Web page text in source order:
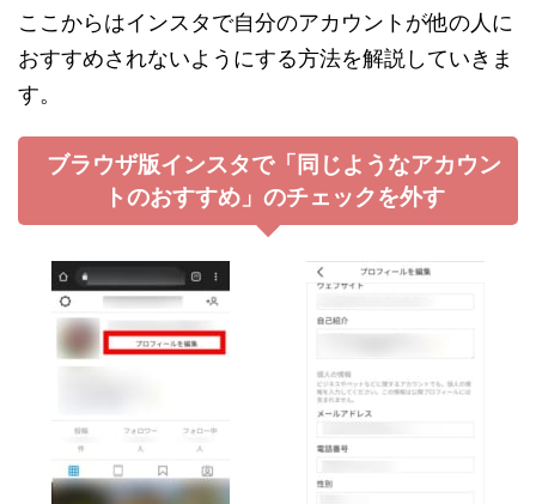
ここからはインスタで自分のアカウントが他の人に
おすすめされないようにする方法を解説していきま
す。
ブラウザ版インスタで「同じようなアカウン
トのおすすめ」のチェックを外す